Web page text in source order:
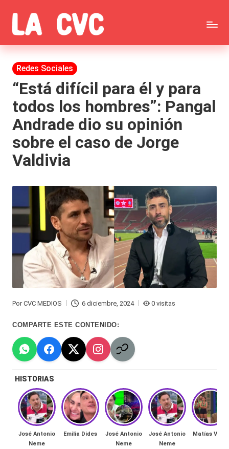
Saltar
al
contenido
C
o
p
u
c
h
a
s
y
F
ar
n
C
hi
le
n
a
🔥
R
Todas
las
noticias
de
la
farándula,
Realitys,
Brava,
Gran
Hermano
-
Tendencias
-
Tv
redes
lacvc.com
Publicada
en
Redes Sociales
“Está difícil para él y para
todos los hombres”: Pangal
Andrade dio su opinión
sobre el caso de Jorge
Valdivia
PorCVC MEDIOS 6 diciembre, 2024 0 visitas
COMPARTE ESTE CONTENIDO:
HISTORIAS
José Antonio
Neme
Emilia Dides
José Antonio
Neme
José Antonio
Neme
Matías Vega